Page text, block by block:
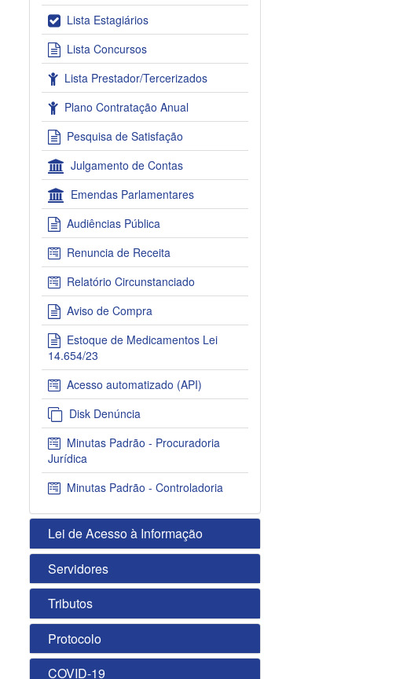
Lista Estagiários
Lista Concursos
Lista Prestador/Tercerizados
Plano Contratação Anual
Pesquisa de Satisfação
Julgamento de Contas
Emendas Parlamentares
Audiências Pública
Renuncia de Receita
Relatório Circunstanciado
Aviso de Compra
Estoque de Medicamentos Lei
14.654/23
Acesso automatizado (API)
Disk Denúncia
Minutas Padrão - Procuradoria
Jurídica
Minutas Padrão - Controladoria
Lei de Acesso à Informação
Servidores
Tributos
Protocolo
COVID-19